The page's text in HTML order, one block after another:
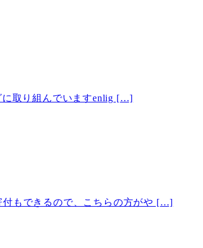
に取り組んでいますenlig […]
付もできるので、こちらの方がや […]